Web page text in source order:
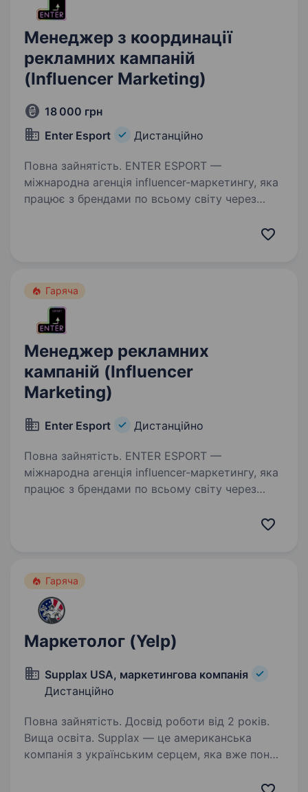
Менеджер з координації
рекламних кампаній
(Influencer Marketing)
18 000 грн
Enter Esport
Дистанційно
Повна зайнятість. ENTER ESPORT —
міжнародна агенція influencer-маркетингу, яка
працює з брендами по всьому світу через
цифрові платформи. Ми шукаємо уважного
Гаряча
Менеджер рекламних
кампаній (Influencer
Marketing)
Enter Esport Дистанційно
Повна зайнятість. ENTER ESPORT —
міжнародна агенція influencer-маркетингу, яка
працює з брендами по всьому світу через
цифрові платформи. Ми допомагаємо брендам
Гаряча
Маркетолог (Yelp)
Supplax USA, маркетингова компанія
Дистанційно
Повна зайнятість. Досвід роботи від 2 років.
Вища освіта. Supplax — це американська
компанія з українським серцем, яка вже понад
Ми виконуємо роль віддаленого бек-офісу для